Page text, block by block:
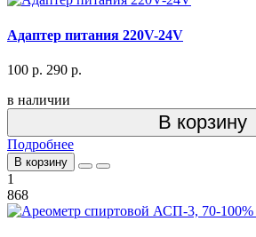
Адаптер питания 220V-24V
100 р. 290 р.
в наличии
В корзину
Подробнее
В корзину
1
868